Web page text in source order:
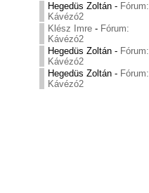
Hegedüs Zoltán - Fórum:
Kávézó2
Klész Imre - Fórum:
Kávézó2
Hegedüs Zoltán - Fórum:
Kávézó2
Hegedüs Zoltán - Fórum:
Kávézó2